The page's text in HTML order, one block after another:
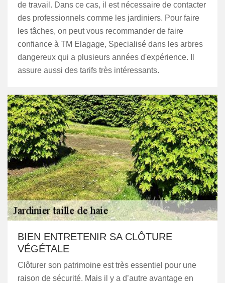
de travail. Dans ce cas, il est nécessaire de contacter
des professionnels comme les jardiniers. Pour faire
les tâches, on peut vous recommander de faire
confiance à TM Elagage, Specialisé dans les arbres
dangereux qui a plusieurs années d'expérience. Il
assure aussi des tarifs très intéressants.
BIEN ENTRETENIR SA CLÔTURE
VÉGÉTALE
Clôturer son patrimoine est très essentiel pour une
raison de sécurité. Mais il y a d’autre avantage en